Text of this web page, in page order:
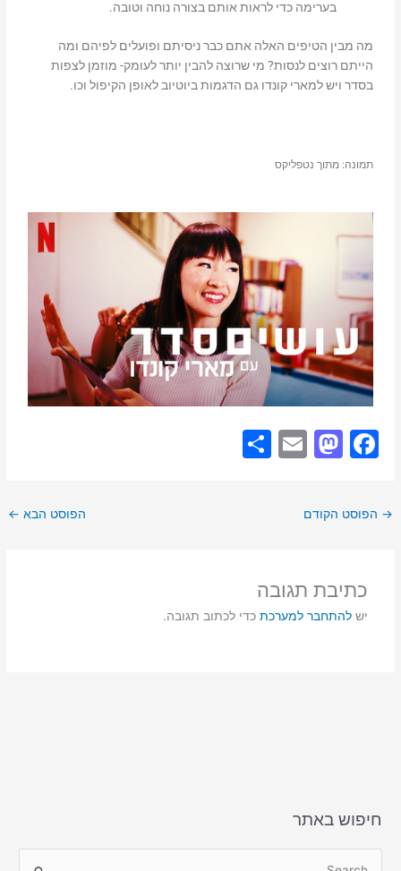
בערימה כדי לראות אותם בצורה נוחה וטובה.
מה מבין הטיפים האלה אתם כבר ניסיתם ופועלים לפיהם ומה
הייתם רוצים לנסות? מי שרוצה להבין יותר לעומק- מוזמן לצפות
בסדר ויש למארי קונדו גם הדגמות ביוטיוב לאופן הקיפול וכו.
תמונה: מתוך נטפליקס
F
e
o
o
M
o
o
n
E
→ הפוסט הקודם הפוסט הבא ←
כתיבת תגובה
יש להתחבר למערכתכדי לכתוב תגובה.
חיפוש באתר